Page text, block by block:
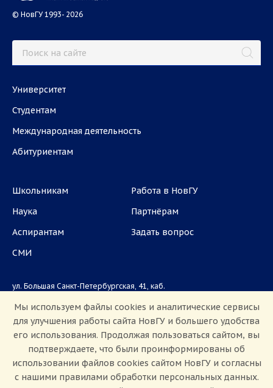
© НовГУ 1993- 2026
Университет
Студентам
Международная деятельность
Абитуриентам
Школьникам
Наука
Аспирантам
СМИ
Работа в НовГУ
Партнёрам
Задать вопрос
ул. Большая Санкт-Петербургская, 41, каб.
Приемная комиссия: +7(8162)33-20-44
Мы используем файлы cookies и аналитические сервисы
для улучшения работы сайта НовГУ и большего удобства
его использования. Продолжая пользоваться сайтом, вы
подтверждаете, что были проинформированы об
использовании файлов cookies сайтом НовГУ и согласны
с нашими правилами обработки персональных данных.